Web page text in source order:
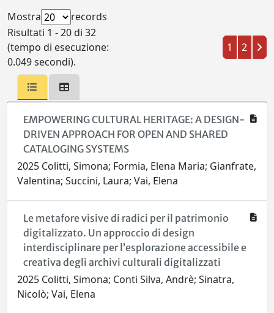
Mostra
records
Risultati 1 - 20 di 32
(tempo di esecuzione:
0.049 secondi).
1 2
EMPOWERING CULTURAL HERITAGE: A DESIGN-
DRIVEN APPROACH FOR OPEN AND SHARED
CATALOGING SYSTEMS
2025 Colitti, Simona; Formia, Elena Maria; Gianfrate,
Valentina; Succini, Laura; Vai, Elena
Le metafore visive di radici per il patrimonio
digitalizzato. Un approccio di design
interdisciplinare per l’esplorazione accessibile e
creativa degli archivi culturali digitalizzati
2025 Colitti, Simona; Conti Silva, Andrè; Sinatra,
Nicolò; Vai, Elena